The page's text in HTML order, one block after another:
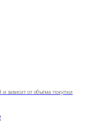
зависит от объёма покупки